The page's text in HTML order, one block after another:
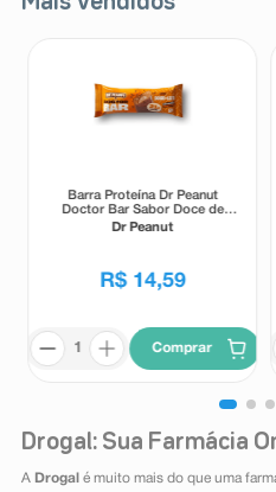
Barra Proteína Dr Peanut
Doctor Bar Sabor Doce de
Leite 62g
Dr Peanut
R$ 14,59
Comprar
Drogal: Sua Farmácia
A Drogal é muito mais do que uma